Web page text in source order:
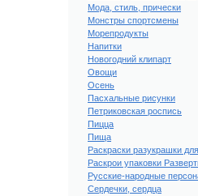
Мода, стиль, прически
Монстры спортсмены
Морепродукты
Напитки
Новогодний клипарт
Овощи
Осень
Пасхальные рисунки
Петриковская роспись
Пицца
Пища
Раскраски разукрашки
Раскрои упаковки
Русские-народные
Сердечки, сердца